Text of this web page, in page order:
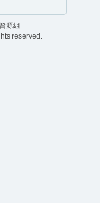
源組
reserved.